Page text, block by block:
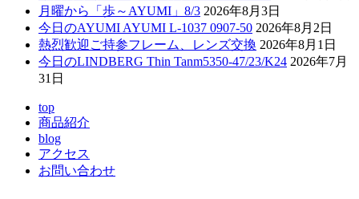
月曜から「歩～AYUMI」8/3 2026年8月3日
今日のAYUMI AYUMI L-1037 0907-50 2026年8月2日
熱烈歓迎ご持参フレーム、レンズ交換 2026年8月1日
今日のLINDBERG Thin Tanm5350-47/23/K24 2026年7月
31日
top
商品紹介
blog
アクセス
お問い合わせ